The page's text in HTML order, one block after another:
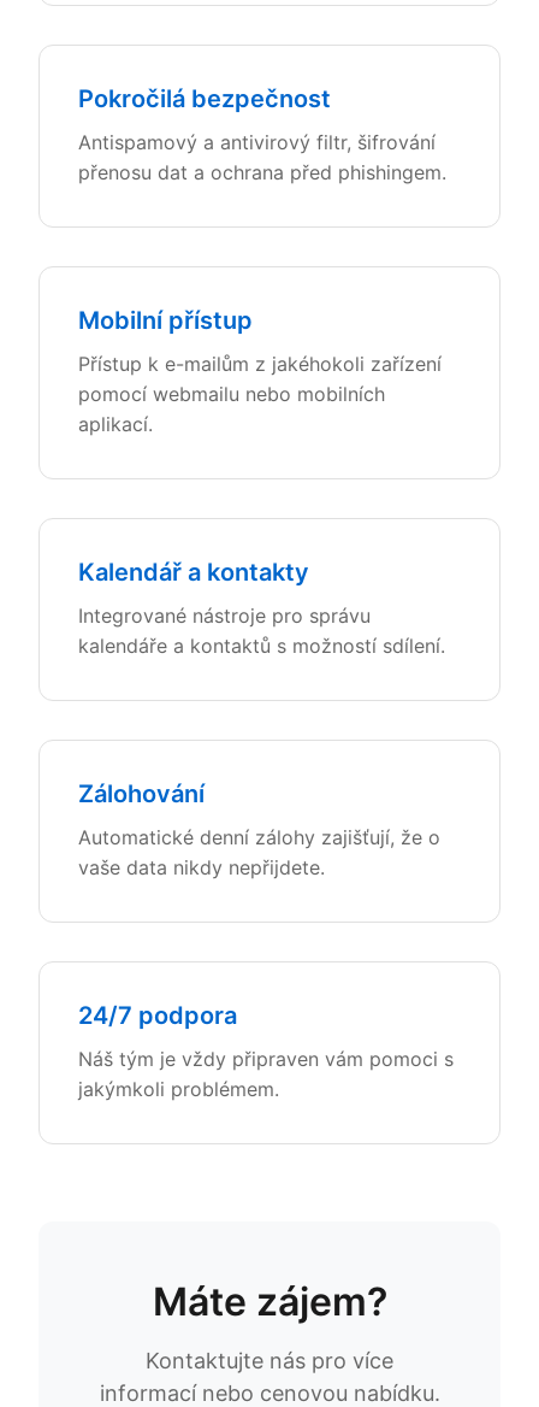
Pokročilá bezpečnost
Antispamový a antivirový filtr, šifrování
přenosu dat a ochrana před phishingem.
Mobilní přístup
Přístup k e-mailům z jakéhokoli zařízení
pomocí webmailu nebo mobilních
aplikací.
Kalendář a kontakty
Integrované nástroje pro správu
kalendáře a kontaktů s možností sdílení.
Zálohování
Automatické denní zálohy zajišťují, že o
vaše data nikdy nepřijdete.
24/7 podpora
Náš tým je vždy připraven vám pomoci s
jakýmkoli problémem.
Máte zájem?
Kontaktujte nás pro více
informací nebo cenovou nabídku.